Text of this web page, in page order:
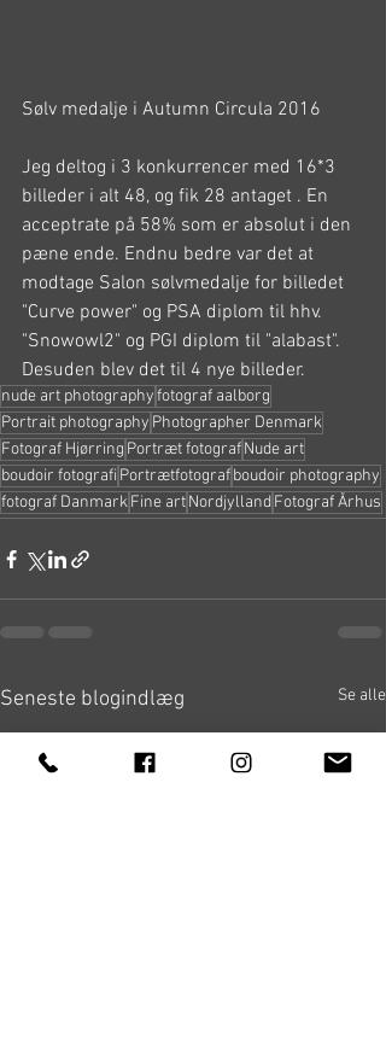
Sølv medalje i Autumn Circula 2016
Jeg deltog i 3 konkurrencer med 16*3
billeder i alt 48, og fik 28 antaget . En
acceptrate på 58% som er absolut i den
pæne ende. Endnu bedre var det at
modtage Salon sølvmedalje for billedet
"Curve power" og PSA diplom til hhv.
"Snowowl2" og PGI diplom til "alabast".
Desuden blev det til 4 nye billeder.
nude art photographyfotograf aalborg
Portrait photography Photographer Denmark
Fotograf Hjørring Portræt fotografNude art
boudoir fotografi Portrætfotografboudoir photography
fotograf DanmarkFine artNordjyllandFotograf Århus
Seneste blogindlæg Se alle